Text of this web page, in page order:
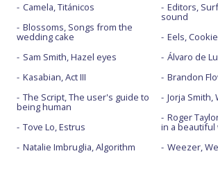
Camela, Titánicos
Blossoms, Songs from the
wedding cake
Sam Smith, Hazel eyes
Kasabian, Act III
The Script, The user's guide to
being human
Tove Lo, Estrus
Natalie Imbruglia, Algorithm
Editors,
sound
Eels,
Álvaro de
Brandon
Jorja
Roger
in a beautiful
Weezer,